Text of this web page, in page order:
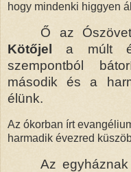
hogy mindenki higgyen
Ő az
Kötőjel
a múlt
szempontból
második és a
élünk.
Az ókorban írt
harmadik évezred
Az